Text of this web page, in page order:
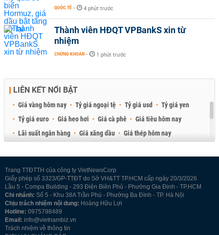
QUỐC TẾ - 4 phút trước
Thành viên HĐQT VPBankS xin từ
nhiệm
CHỨNG KHOÁN - 1 phút trước
LIÊN KẾT NỔI BẬT
Giá vàng hôm nay Tỷ giá ngoại tệ Tỷ giá usd
Tỷ giá yen
Tỷ giá euro
Giá heo hơi Giá cà phê
Giá tiêu hôm nay
Lãi suất ngân hàng
Giá xăng dầu
Giá thép hôm nay
Trang TTĐTTH của công ty VietNewsCorp
Giấy phép số 3323/GP-TTĐT do Sở VH&TT TP.HCM cấp ngày 20/3/2026
Lầu 5 - Compa Building - 293 Điện Biên Phủ - Phường Gia Định - TP.HCM
Chi nhánh: Số 5 - Khu 38A Trần Phú - Phường Ba Đình - TP. Hà Nội
Chịu trách nhiệm nội dung: Hoàng Hữu Lợi
Hotline: 0975798489
Email: info@vietnambiz.vn
Trách nhiệm về thông tin